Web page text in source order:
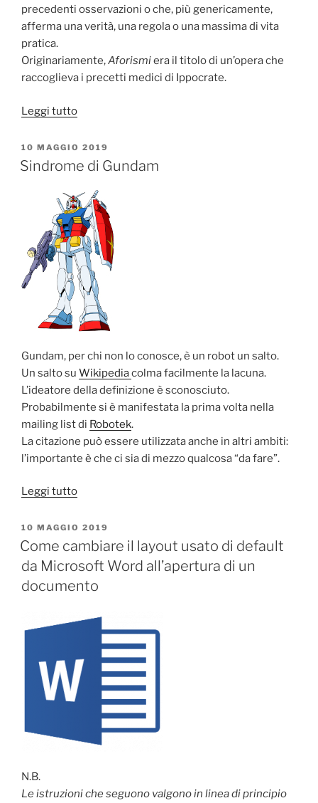
precedenti osservazioni o che, più genericamente,
afferma una verità, una regola o una massima di vita
pratica.
Originariamente,Aforismiera il titolo di un’opera che
raccoglieva i precetti medici di Ippocrate.
Leggi tutto“Aforismi”
PUBBLICATO
IL
10 MAGGIO 2019
Sindrome di Gundam
Gundam, per chi non lo conosce, è un robot un salto.
Un salto su Wikipediacolma facilmente la lacuna.
L’ideatore della definizione è sconosciuto.
Probabilmente si è manifestata la prima volta nella
mailing list di Robotek.
La citazione può essere utilizzata anche in altri ambiti:
l’importante è che ci sia di mezzo qualcosa “da fare”.
Leggi tutto“Sindrome
Gundam”
PUBBLICATO
IL
10 MAGGIO 2019
Come cambiare il layout usato di default
da Microsoft Word all’apertura di un
documento
N.B.
Le istruzioni che seguono valgono in linea di principio